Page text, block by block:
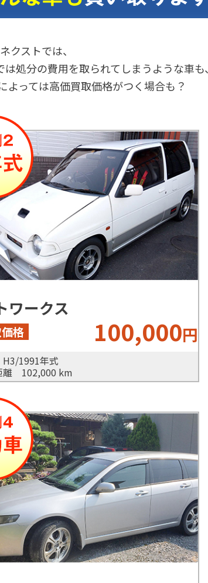
クストでは、
処分の費用を取られてしまうような車も、
っては高価買取価格がつく場合も？
ワークス
100,000円
1991年式
離 102,000 km